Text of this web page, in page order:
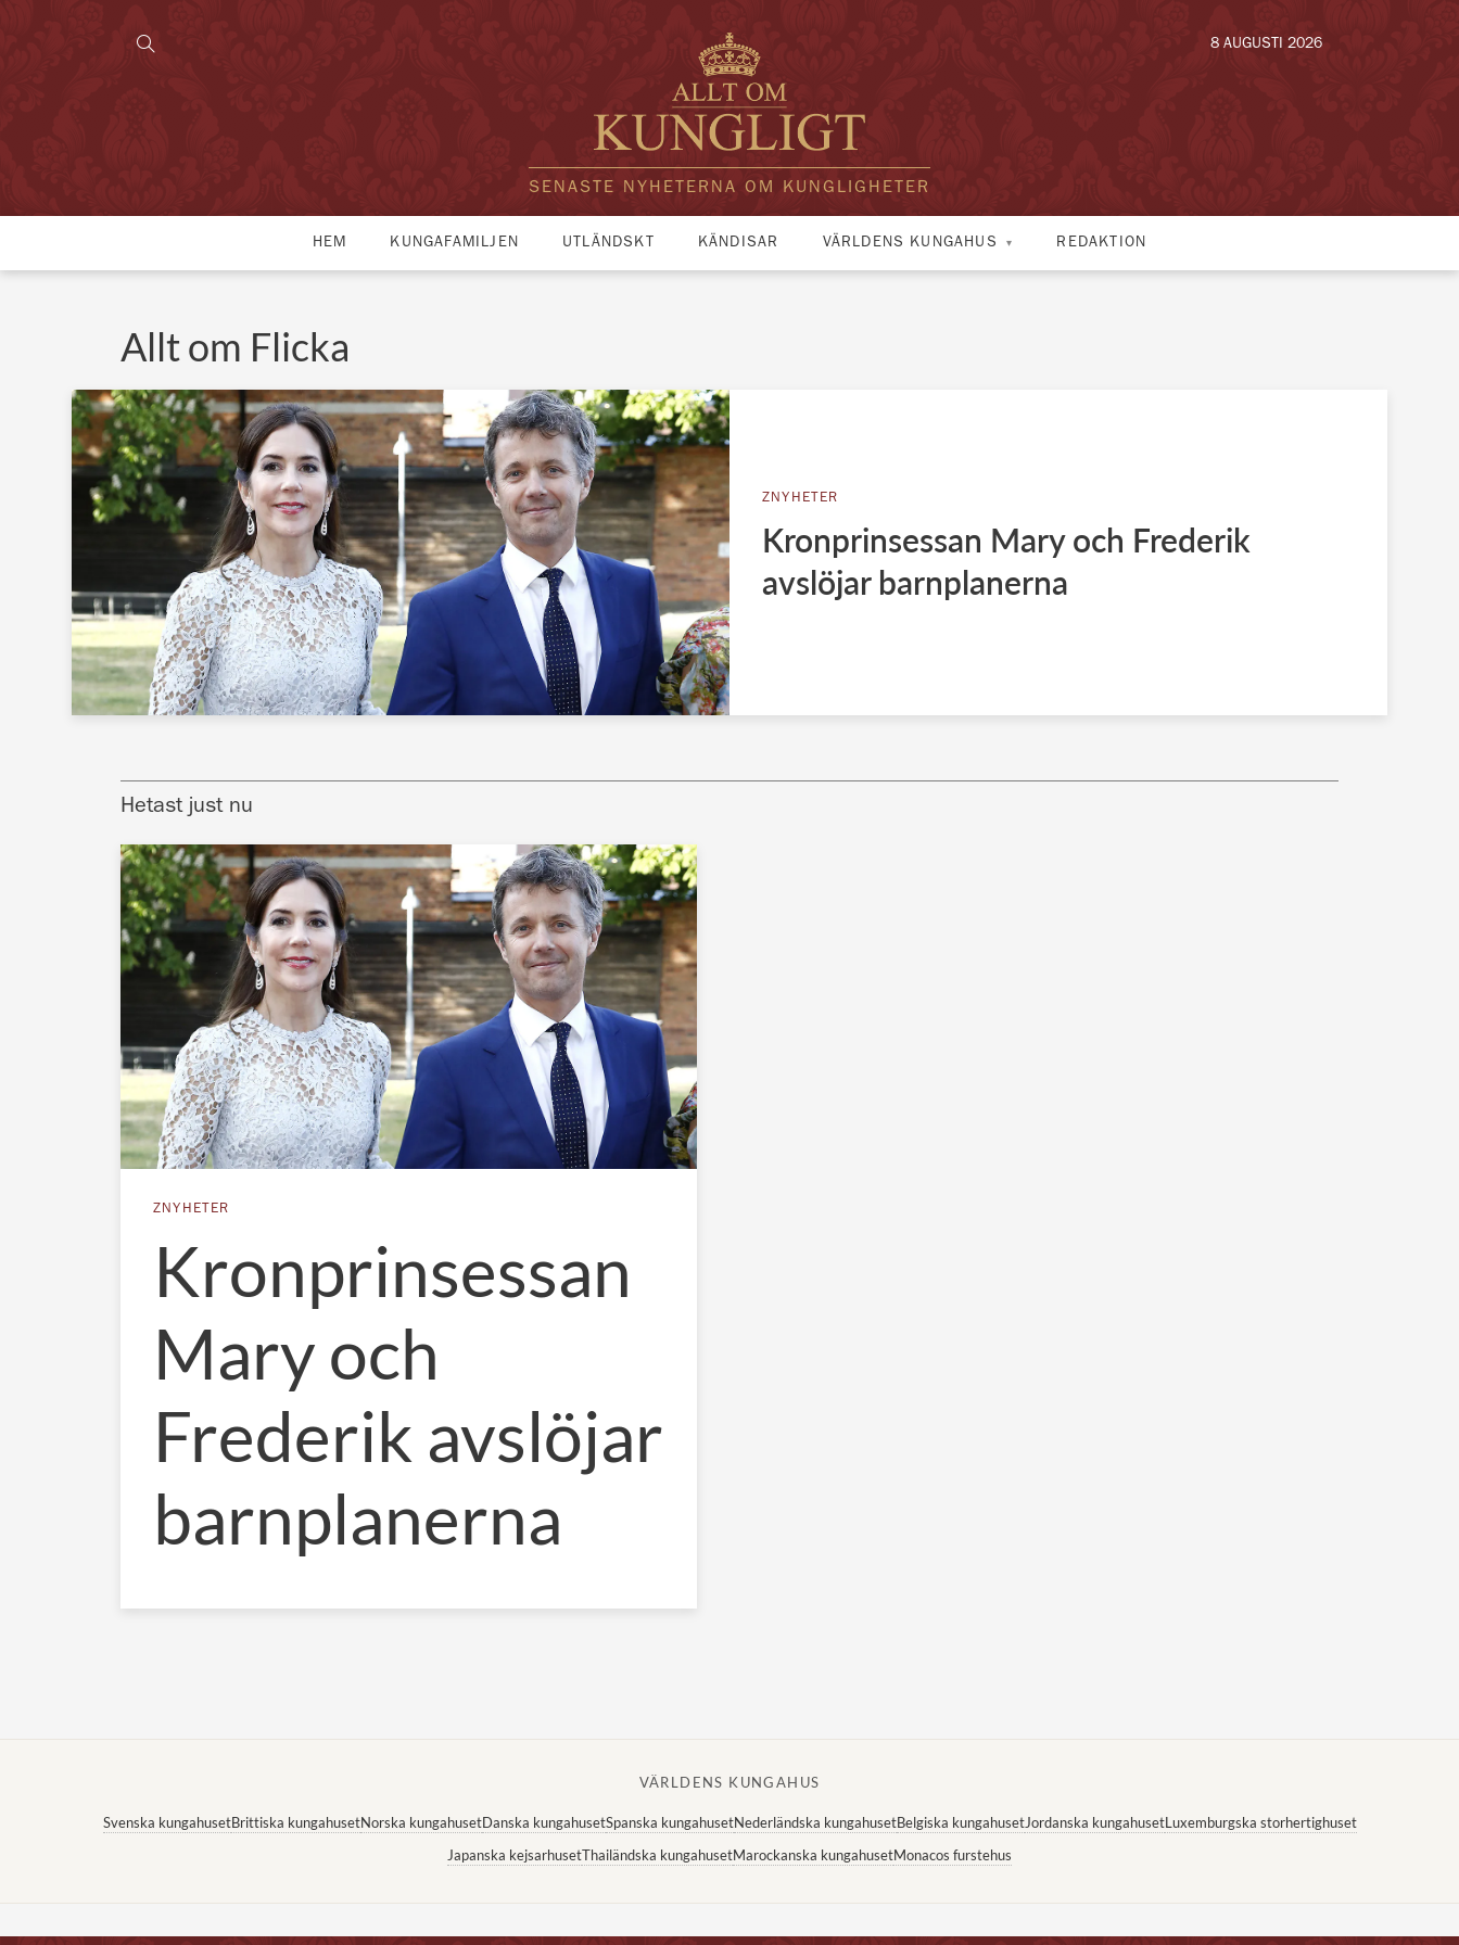
SENASTE NYHETERNA OM KUNGLIGHETER
8 AUGUSTI 2026
HEM KUNGAFAMILJEN UTLÄNDSKT KÄNDISAR VÄRLDENS KUNGAHUS REDAKTION
Allt om Flicka
ZNYHETER
Kronprinsessan Mary och Frederik
avslöjar barnplanerna
Hetast just nu
ZNYHETER
Kronprinsessan
Mary och
Frederik avslöjar
barnplanerna
VÄRLDENS KUNGAHUS
Svenska kungahusetBrittiska kungahusetNorska kungahusetDanska kungahusetSpanska kungahusetNederländska kungahusetBelgiska kungahusetJordanska kungahusetLuxemburgska storhertighuset
Japanska kejsarhusetThailändska kungahusetMarockanska kungahusetMonacos furstehus